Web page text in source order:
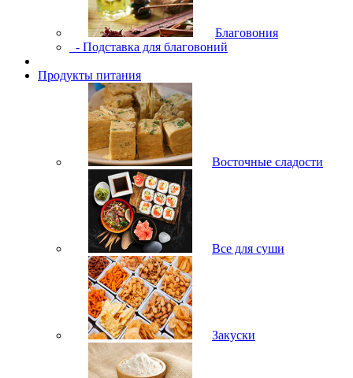
Благовония
- Подставка для благовоний
Продукты питания
Восточные сладости
Все для суши
Закуски